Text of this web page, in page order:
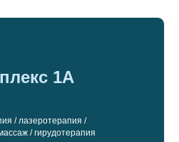
1А
/ лазеротерапия /
/ гирудотерапия